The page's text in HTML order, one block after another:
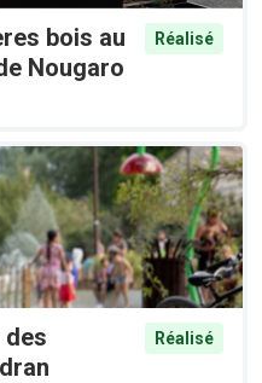
bois au
Nougaro
Réalisé
Réalisé